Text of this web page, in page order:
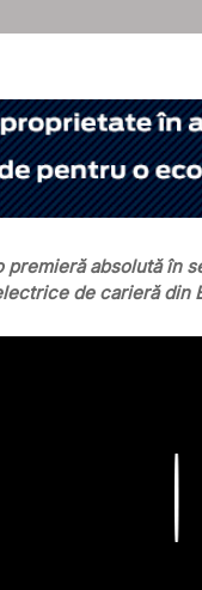
premieră absolută
de carieră din